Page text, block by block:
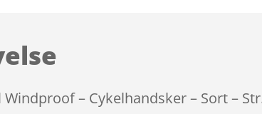
Windproof – Cykelhandsker – Sort –